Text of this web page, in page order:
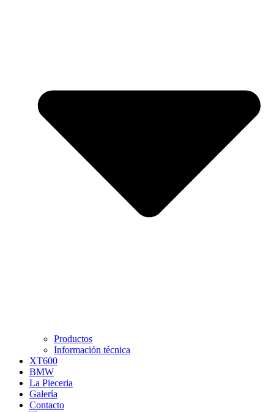
Productos
Información técnica
XT600
BMW
La Pieceria
Galería
Contacto